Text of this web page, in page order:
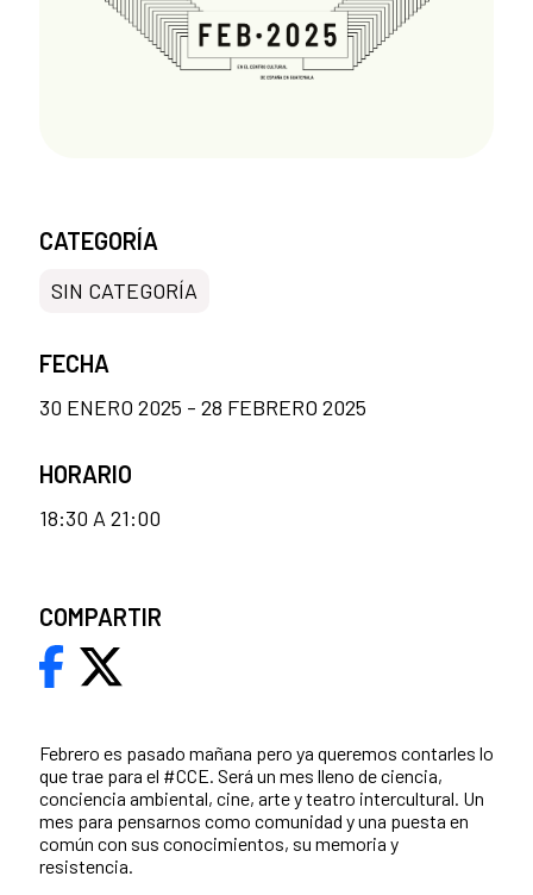
Febrero es pasado mañana pero ya queremos contarles lo
que trae para el #CCE. Será un mes lleno de ciencia,
conciencia ambiental, cine, arte y teatro intercultural. Un
mes para pensarnos como comunidad y una puesta en
común con sus conocimientos, su memoria y
resistencia.
CATEGORÍA
SIN CATEGORÍA
FECHA
30 ENERO 2025 - 28 FEBRERO 2025
HORARIO
18:30 A 21:00
COMPARTIR